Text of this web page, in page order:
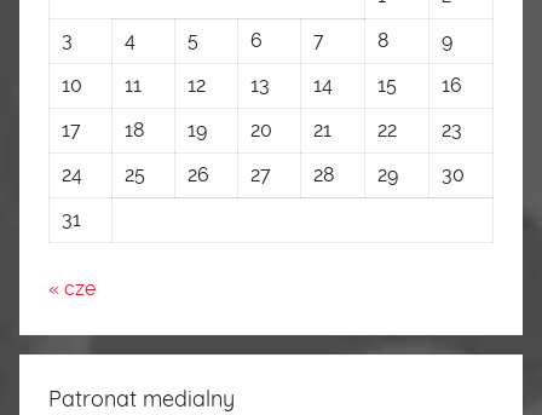
3
4 5 6 7 8
9
10
11 12 13 14 15
16
17
18 19 20 21 22
23
24
25 26 27 28 29
30
31
« cze
Patronat medialny